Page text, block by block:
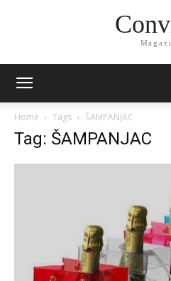
Home Tags ŠAMPANJAC
Tag: ŠAMPANJAC